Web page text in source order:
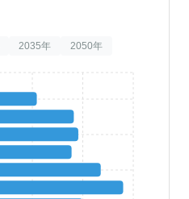
2035年 2050年